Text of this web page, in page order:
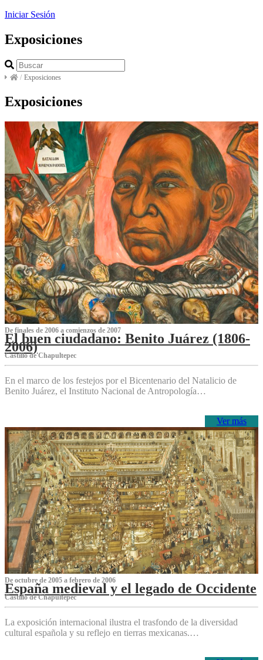
Iniciar Sesión
Exposiciones
/ Exposiciones
Exposiciones
De finales de 2006 a comienzos de 2007
El buen ciudadano: Benito Juárez (1806-
2006)
Castillo de Chapultepec
En el marco de los festejos por el Bicentenario del Natalicio de
Benito Juárez, el Instituto Nacional de Antropología…
Ver más
De octubre de 2005 a febrero de 2006
España medieval y el legado de Occidente
Castillo de Chapultepec
La exposición internacional ilustra el trasfondo de la diversidad
cultural española y su reflejo en tierras mexicanas.…